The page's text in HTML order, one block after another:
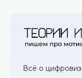
Всё о